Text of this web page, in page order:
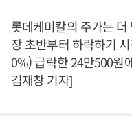
롯데케미칼의 주가는
장 초반부터 하락하기
0%) 급락한 24만500원
김재창 기자]